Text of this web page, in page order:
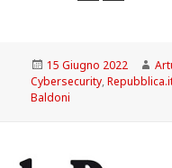
Scritto
il
15 Giugno 2022
Cybersecurity,
Baldoni